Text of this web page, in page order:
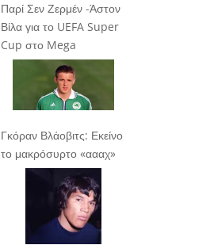
Παρί Σεν Ζερμέν -Άστον
Βίλα για το UEFA Super
Cup στο Mega
Γκόραν Βλάοβιτς: Εκείνο
το μακρόσυρτο «αααχ»